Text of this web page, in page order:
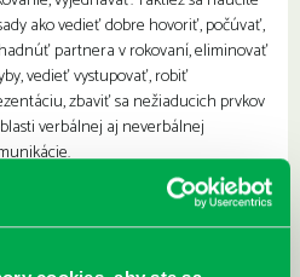
ako vedieť dobre hovoriť, počúvať,
partnera v rokovaní, eliminovať
vedieť vystupovať, robiť
zbaviť sa nežiaducich prvkov
verbálnej aj neverbálnej